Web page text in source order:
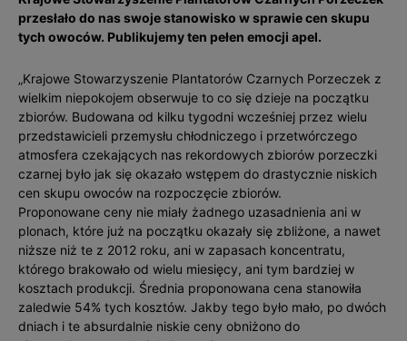
przesłało do nas swoje stanowisko w sprawie cen skupu
tych owoców. Publikujemy ten pełen emocji apel.
„Krajowe Stowarzyszenie Plantatorów Czarnych Porzeczek z
wielkim niepokojem obserwuje to co się dzieje na początku
zbiorów. Budowana od kilku tygodni wcześniej przez wielu
przedstawicieli przemysłu chłodniczego i przetwórczego
atmosfera czekających nas rekordowych zbiorów porzeczki
czarnej było jak się okazało wstępem do drastycznie niskich
cen skupu owoców na rozpoczęcie zbiorów.
Proponowane ceny nie miały żadnego uzasadnienia ani w
plonach, które już na początku okazały się zbliżone, a nawet
niższe niż te z 2012 roku, ani w zapasach koncentratu,
którego brakowało od wielu miesięcy, ani tym bardziej w
kosztach produkcji. Średnia proponowana cena stanowiła
zaledwie 54% tych kosztów. Jakby tego było mało, po dwóch
dniach i te absurdalnie niskie ceny obniżono do